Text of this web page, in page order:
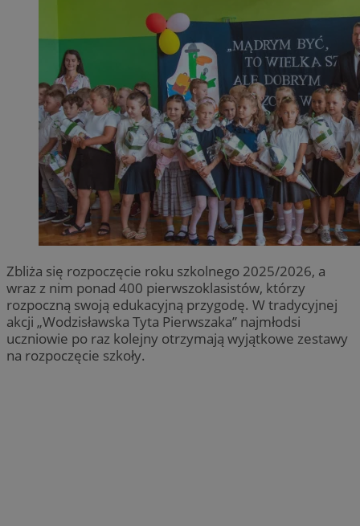
Zbliża się rozpoczęcie roku szkolnego 2025/2026, a
wraz z nim ponad 400 pierwszoklasistów, którzy
rozpoczną swoją edukacyjną przygodę. W tradycyjnej
akcji „Wodzisławska Tyta Pierwszaka” najmłodsi
uczniowie po raz kolejny otrzymają wyjątkowe zestawy
na rozpoczęcie szkoły.